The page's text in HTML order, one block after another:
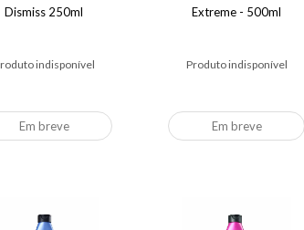
Dismiss 250ml
indisponível
Em breve
Extreme - 500ml
Produto indisponível
Em breve